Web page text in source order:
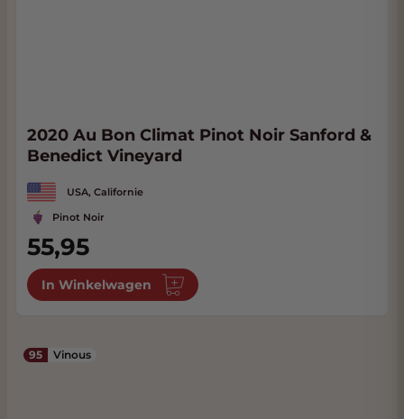
2020 Au Bon Climat Pinot Noir Sanford &
Benedict Vineyard
USA, Californie
Pinot Noir
55,95
In Winkelwagen
95 Vinous